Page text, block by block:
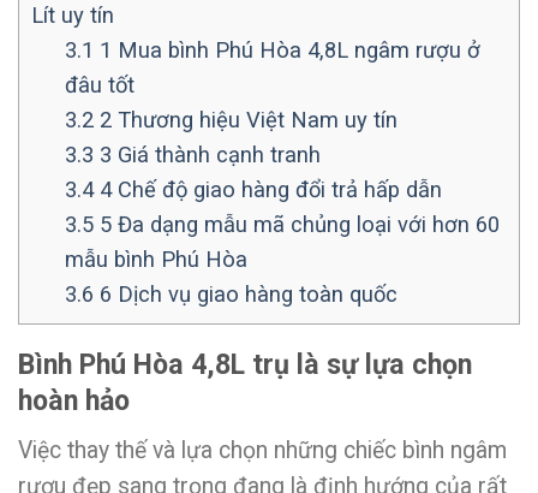
Lít uy tín
3.1 1 Mua bình Phú Hòa 4,8L ngâm rượu ở
đâu tốt
3.22 Thương hiệu Việt Nam uy tín
3.3 3 Giá thành cạnh tranh
3.44 Chế độ giao hàng đổi trả hấp dẫn
3.55 Đa dạng mẫu mã chủng loại với hơn 60
mẫu bình Phú Hòa
3.6 6 Dịch vụ giao hàng toàn quốc
Bình Phú Hòa 4,8L trụ là sự lựa chọn
hoàn hảo
Việc thay thế và lựa chọn những chiếc bình ngâm
rượu đẹp sang trọng đang là định hướng của rất